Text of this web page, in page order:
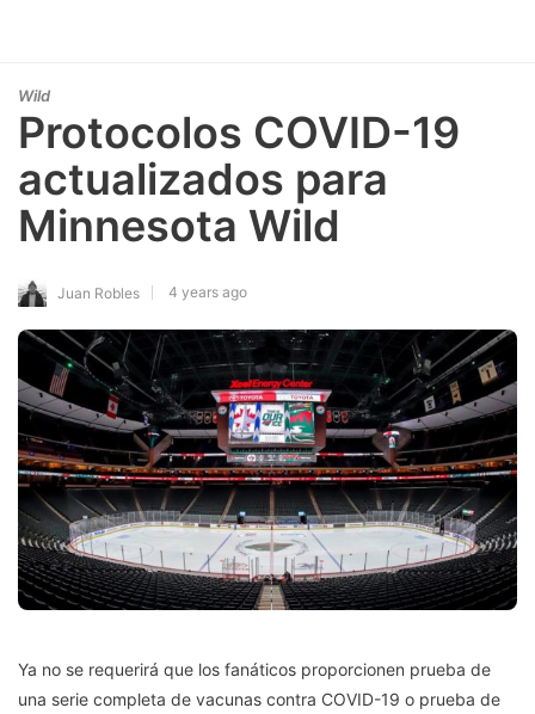
Wild
Protocolos COVID-19
actualizados para
Minnesota Wild
Juan Robles 4 years ago
Ya no se requerirá que los fanáticos proporcionen prueba de
una serie completa de vacunas contra COVID-19 o prueba de